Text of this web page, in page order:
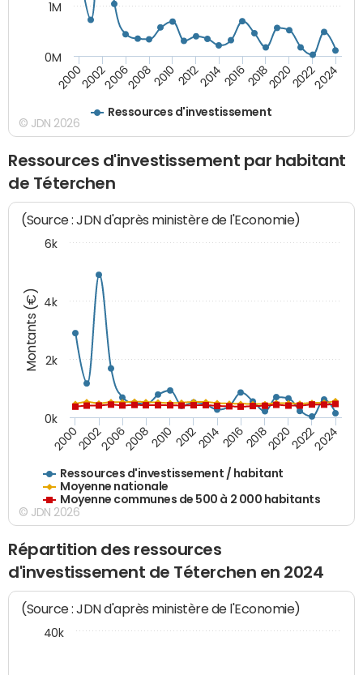
Ressources d'investissement
20002002200620082010 2012201420162018202020222024
0M
1M
© JDN 2026
Ressources d'investissement par habitant
de Téterchen
Montants (€)
(Source : JDN d'après ministère de l'Economie)
Ressources d'investissement / habitant
Moyenne nationale
Moyenne communes de 500 à 2 000 habitants
20002002200620082010 2012201420162018202020222024
0k
2k
4k
6k
© JDN 2026
Répartition des ressources
d'investissement de Téterchen en 2024
(Source : JDN d'après ministère de l'Economie)
40k